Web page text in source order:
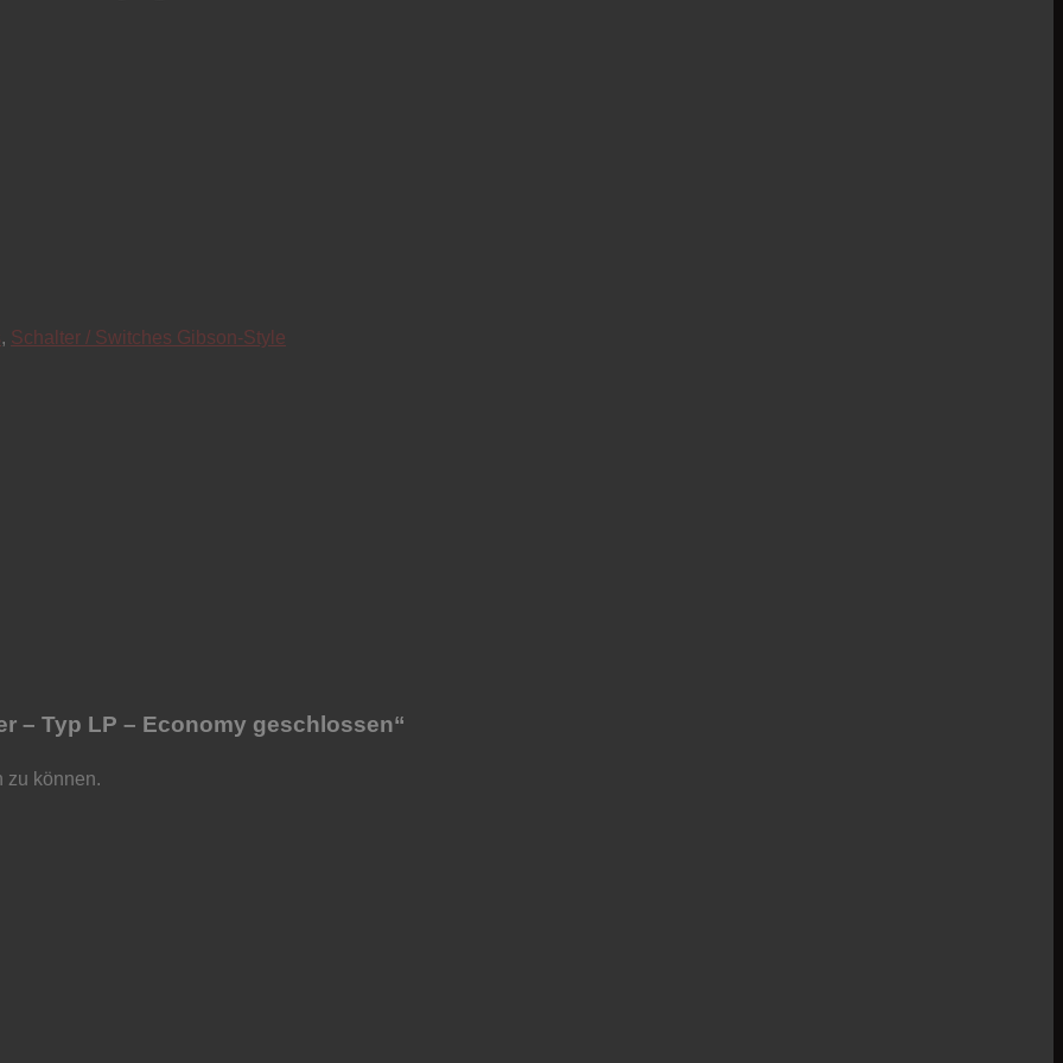
, Schalter / Switches Gibson-Style
– Typ LP – Economy geschlossen“
zu können.